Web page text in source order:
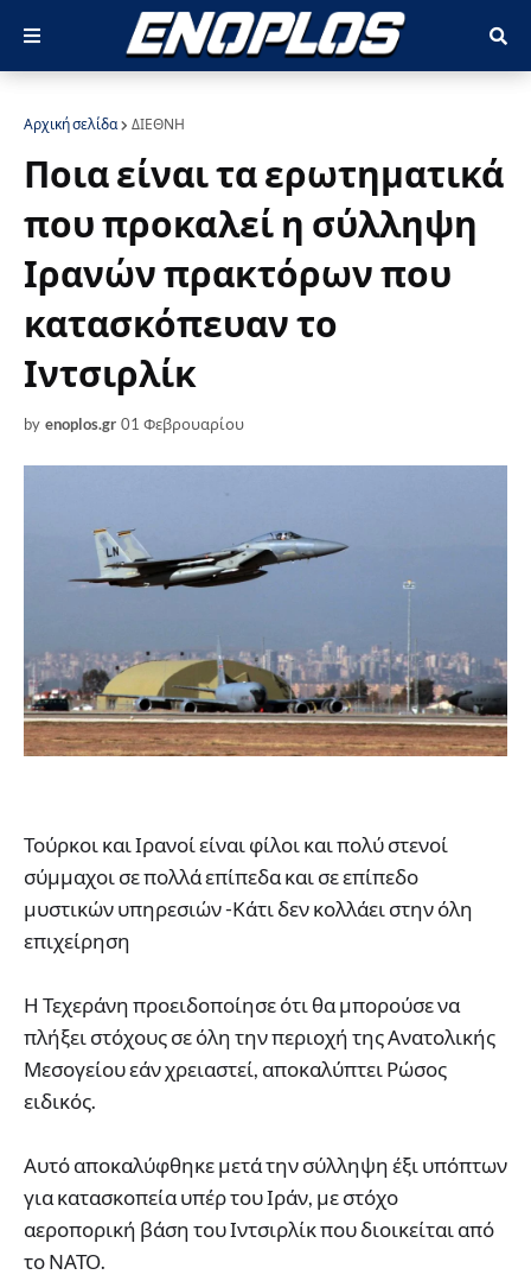
Αρχική σελίδα ΔΙΕΘΝΗ
Ποια είναι τα ερωτηματικά
που προκαλεί η σύλληψη
Ιρανών πρακτόρων που
κατασκόπευαν το
Ιντσιρλίκ
by enoplos.gr 01 Φεβρουαρίου
Τούρκοι και Ιρανοί είναι φίλοι και πολύ στενοί
σύμμαχοι σε πολλά επίπεδα και σε επίπεδο
μυστικών υπηρεσιών -Κάτι δεν κολλάει στην όλη
επιχείρηση
Η Τεχεράνη προειδοποίησε ότι θα μπορούσε να
πλήξει στόχους σε όλη την περιοχή της Ανατολικής
Μεσογείου εάν χρειαστεί, αποκαλύπτει Ρώσος
ειδικός.
Αυτό αποκαλύφθηκε μετά την σύλληψη έξι υπόπτων
για κατασκοπεία υπέρ του Ιράν, με στόχο
αεροπορική βάση του Ιντσιρλίκ που διοικείται από
το ΝΑΤΟ.